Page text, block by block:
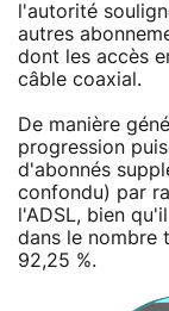
l'autorité
autres
dont les accès
câble coaxial.
De manière
progression
d'abonnés
confondu) par
l'ADSL, bien
dans le nombre
92,25 %.